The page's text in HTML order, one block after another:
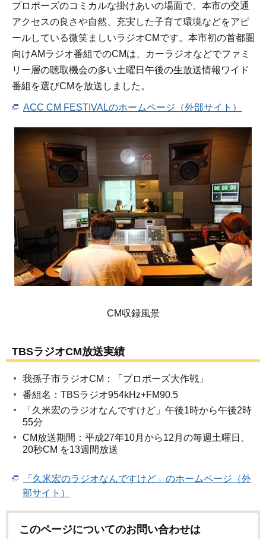
プロポーズのコミカルな掛けあいの場面で、本市の交通
アクセスの良さや自然、充実した子育て環境などをアピ
ールしている微笑ましいラジオCMです。本市初の首都圏
向けAMラジオ番組でのCMは、カーラジオなどでファミ
リー層の聴取機会の多い土曜日午後の生放送情報ワイド
番組を選びCMを放送しました。
ACC CM FESTIVALのホームページ（外部サイト）
CM収録風景
TBSラジオCM放送実績
我孫子市ラジオCM：「プロポーズ大作戦」
番組名：TBSラジオ954kHz+FM90.5
「久米宏のラジオなんですけど」午後1時から午後2時
55分
CM放送期間：平成27年10月から12月の毎週土曜日、
20秒CM を13週間放送
「久米宏のラジオなんですけど」のホームページ（外
部サイト）
このページについてのお問い合わせは